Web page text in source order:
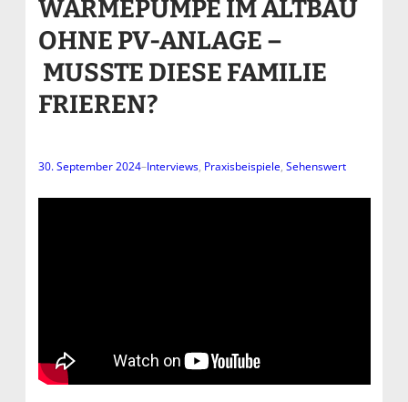
WÄRMEPUMPE IM ALTBAU
OHNE PV-ANLAGE –
MUSSTE DIESE FAMILIE
FRIEREN?
30. September 2024–Interviews, Praxisbeispiele, Sehenswert